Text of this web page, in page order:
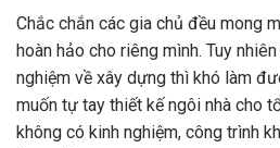
Chắc chắn các gia chủ đều mong
hoàn hảo cho riêng mình. Tuy
nghiệm về xây dựng thì khó làm
muốn tự tay thiết kế ngôi nhà cho
không có kinh nghiệm, công trình